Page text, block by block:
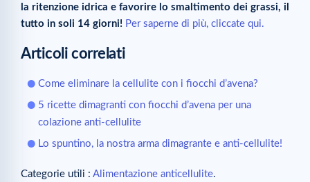
la ritenzione idrica e favorire lo smaltimento dei grassi, il
tutto in soli 14 giorni! Per saperne di più, cliccate qui.
Articoli correlati
Come eliminare la cellulite con i fiocchi d’avena?
5 ricette dimagranti con fiocchi d’avena per una
colazione anti-cellulite
Lo spuntino, la nostra arma dimagrante e anti-cellulite!
Categorie utili : Alimentazione anticellulite.